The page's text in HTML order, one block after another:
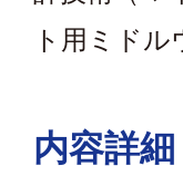
ト用ミド
内容詳細